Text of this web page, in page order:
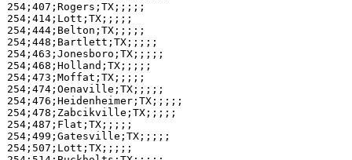
254;407;Rogers;TX;;;;;
254;414;Lott;TX;;;;;
254;444;Belton;TX;;;;;
254;448;Bartlett;TX;;;;;
254;463;Jonesboro;TX;;;;;
254;468;Holland;TX;;;;;
254;473;Moffat;TX;;;;;
254;474;Oenaville;TX;;;;;
254;476;Heidenheimer;TX;;;;;
254;478;Zabcikville;TX;;;;;
254;487;Flat;TX;;;;;
254;499;Gatesville;TX;;;;;
254;507;Lott;TX;;;;;